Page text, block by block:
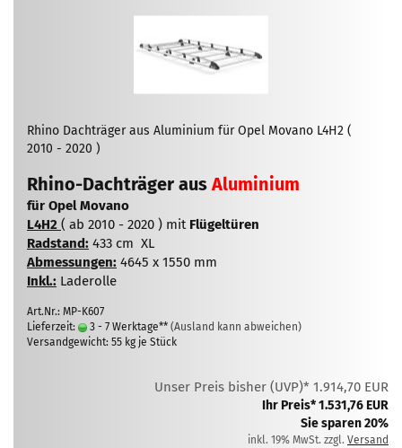
Rhino Dachträger aus Aluminium für Opel Movano L4H2 (
2010 - 2020 )
Rhino-Dachträger ausAluminium
für Opel Movano
L4H2 ( ab 2010 - 2020 ) mit Flügeltüren
Radstand: 433 cm XL
Abmessungen: 4645 x 1550 mm
Inkl.: Laderolle
Art.Nr.: MP-K607
Lieferzeit:
3 - 7 Werktage** (Ausland kann abweichen)
Versandgewicht: 55 kg je Stück
Unser Preis bisher (UVP)* 1.914,70 EUR
Ihr Preis* 1.531,76 EUR
Sie sparen 20%
inkl. 19% MwSt. zzgl. Versand